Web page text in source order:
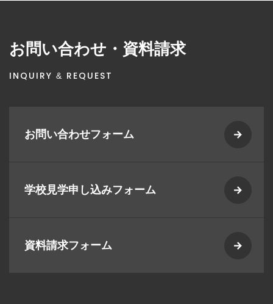
お問い合わせ・資料請求
INQUIRY & REQUEST
お問い合わせフォーム
学校見学申し込みフォーム
資料請求フォーム